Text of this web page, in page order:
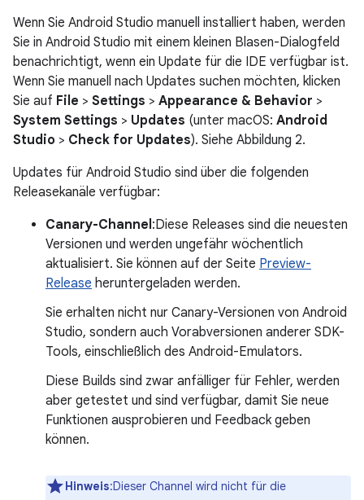
Wenn Sie Android Studio manuell installiert haben, werden
Sie in Android Studio mit einem kleinen Blasen-Dialogfeld
benachrichtigt, wenn ein Update für die IDE verfügbar ist.
Wenn Sie manuell nach Updates suchen möchten, klicken
Sie auf File > Settings > Appearance & Behavior >
System Settings > Updates (unter macOS: Android
Studio > Check for Updates). Siehe Abbildung 2.
Updates für Android Studio sind über die folgenden
Releasekanäle verfügbar:
Canary-Channel :Diese Releases sind die neuesten
Versionen und werden ungefähr wöchentlich
aktualisiert. Sie können auf der Seite Preview-
Release heruntergeladen werden.
Sie erhalten nicht nur Canary-Versionen von Android
Studio, sondern auch Vorabversionen anderer SDK-
Tools, einschließlich des Android-Emulators.
Diese Builds sind zwar anfälliger für Fehler, werden
aber getestet und sind verfügbar, damit Sie neue
Funktionen ausprobieren und Feedback geben
können.
Hinweis:Dieser Channel wird nicht für die